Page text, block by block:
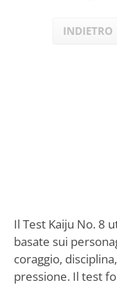
INDIETRO
Il Test Kaiju No. 8
basate sui
coraggio,
pressione. Il test